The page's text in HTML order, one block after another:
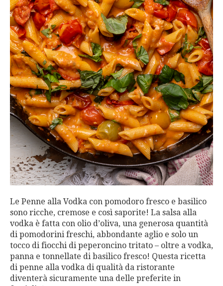
Le Penne alla Vodka con pomodoro fresco e basilico
sono ricche, cremose e così saporite! La salsa alla
vodka è fatta con olio d’oliva, una generosa quantità
di pomodorini freschi, abbondante aglio e solo un
tocco di fiocchi di peperoncino tritato – oltre a vodka,
panna e tonnellate di basilico fresco! Questa ricetta
di penne alla vodka di qualità da ristorante
diventerà sicuramente una delle preferite in